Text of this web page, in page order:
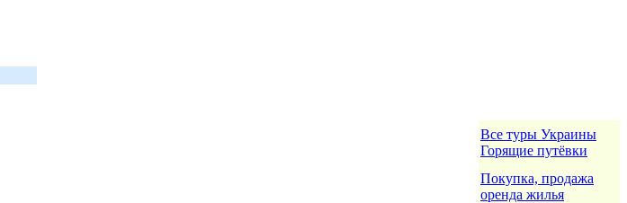
Все туры Украины
Горящие путёвки
Покупка, продажа
оренда жилья